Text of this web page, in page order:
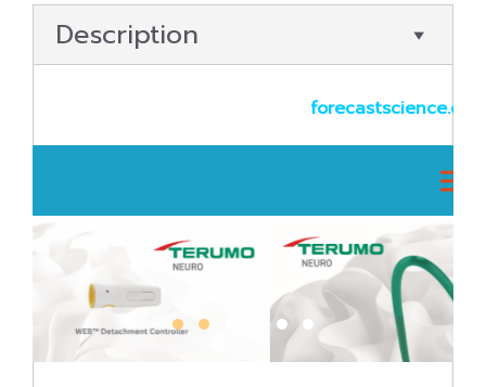
Description
forecastscience.com